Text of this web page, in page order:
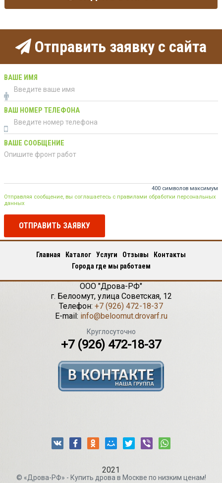
Отправить заявку с сайта
ВАШЕ ИМЯ
ВАШ НОМЕР ТЕЛЕФОНА
ВАШЕ СООБЩЕНИЕ
400 символов максимум
Отправляя сообщение, вы соглашаетесь с правилами обработки персональных
данных
ОТПРАВИТЬ ЗАЯВКУ
Главная Каталог Услуги Отзывы
Контакты
Города где мы работаем
ООО "Дрова-РФ"
г. Белоомут, улица Советская, 12
Телефон: +7 (926) 472-18-37
E-mail: info@beloomut.drovarf.ru
Круглосуточно
+7 (926) 472-18-37
2021
© «Дрова-РФ» - Купить дрова в Москве по низким ценам!